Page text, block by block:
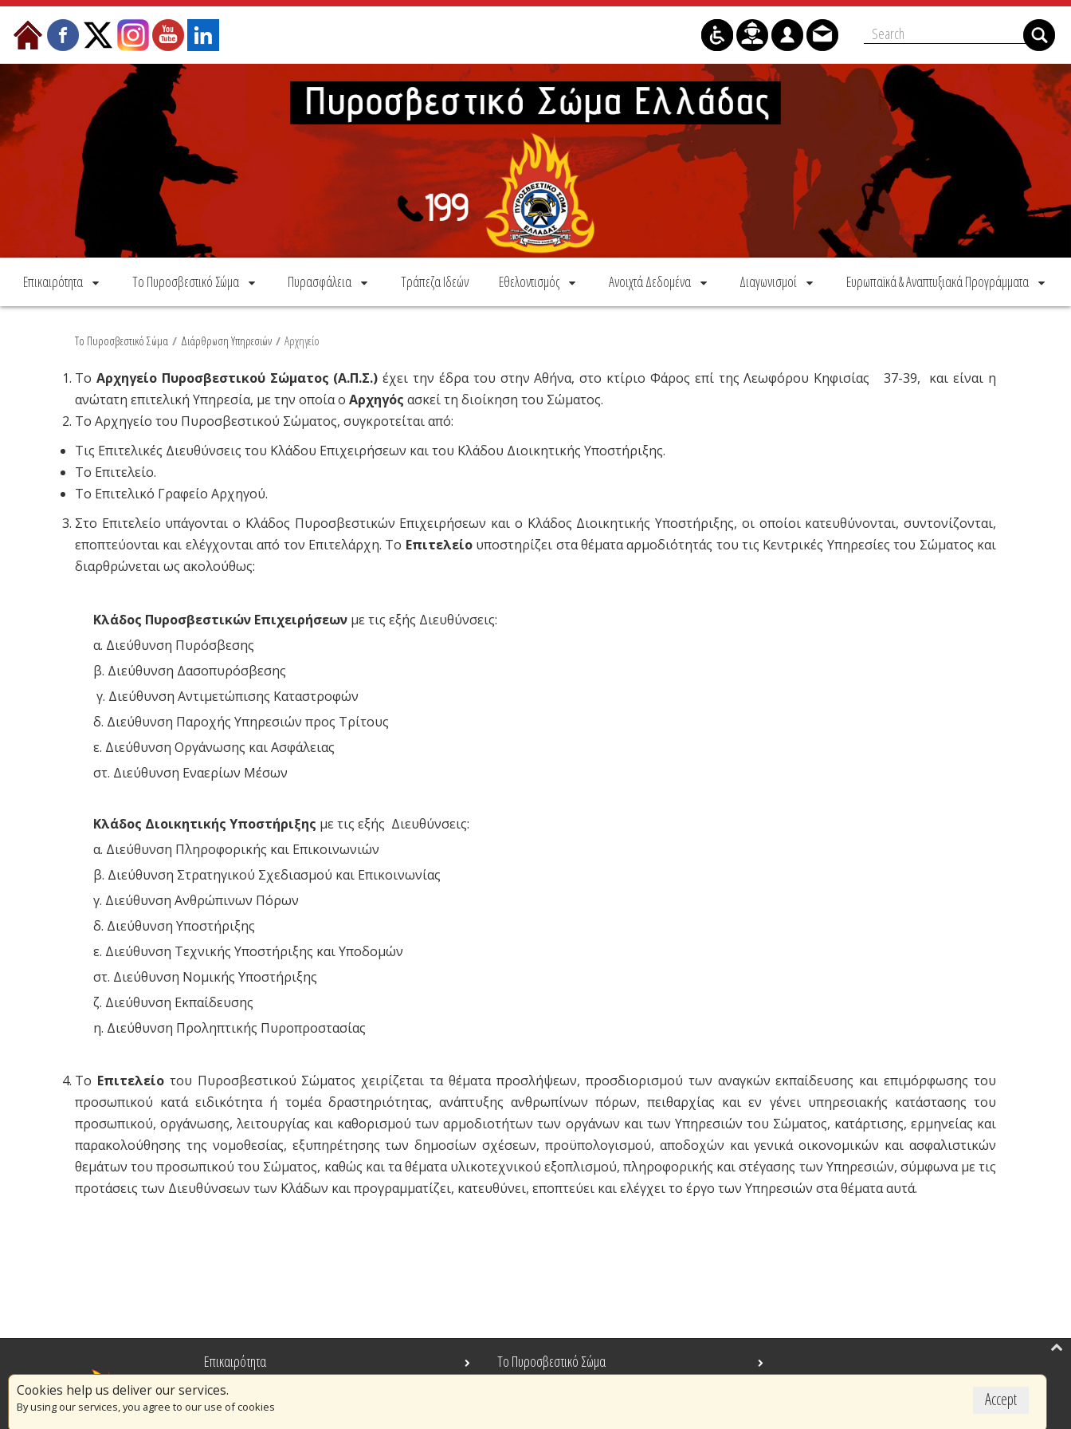
Skip to Content
Επικαιρότητα Το Πυροσβεστικό Σώμα Πυρασφάλεια Τράπεζα Ιδεών Εθελοντισμός Ανοιχτά Δεδομένα Διαγωνισμοί Ευρωπαϊκά & Αναπτυξιακά Προγράμματα
Το Πυροσβεστικό Σώμα / Διάρθρωση Υπηρεσιών / Αρχηγείο
Το Αρχηγείο Πυροσβεστικού Σώματος (Α.Π.Σ.) έχει την έδρα του στην Αθήνα, στο κτίριο Φάρος επί της Λεωφόρου Κηφισίας 37-39, και είναι η
ανώτατη επιτελική Υπηρεσία, με την οποία ο Αρχηγός ασκεί τη διοίκηση του Σώματος.
Το Αρχηγείο του Πυροσβεστικού Σώματος, συγκροτείται από:
Τις Επιτελικές Διευθύνσεις του Κλάδου Επιχειρήσεων και του Κλάδου Διοικητικής Υποστήριξης.
Το Επιτελείο.
Το Επιτελικό Γραφείο Αρχηγού.
Στο Επιτελείο υπάγονται ο Κλάδος Πυροσβεστικών Επιχειρήσεων και ο Κλάδος Διοικητικής Υποστήριξης, οι οποίοι κατευθύνονται, συντονίζονται,
εποπτεύονται και ελέγχονται από τον Επιτελάρχη. Το Επιτελείουποστηρίζει στα θέματα αρμοδιότητάς του τις Κεντρικές Υπηρεσίες του Σώματος και
διαρθρώνεται ως ακολούθως:
Κλάδος Πυροσβεστικών Επιχειρήσεων με τις εξής Διευθύνσεις:
α. Διεύθυνση Πυρόσβεσης
β. Διεύθυνση Δασοπυρόσβεσης
γ. Διεύθυνση Αντιμετώπισης Καταστροφών
δ. Διεύθυνση Παροχής Υπηρεσιών προς Τρίτους
ε. Διεύθυνση Οργάνωσης και Ασφάλειας
στ. Διεύθυνση Εναερίων Μέσων
Κλάδος Διοικητικής Υποστήριξης με τις εξής Διευθύνσεις:
α. Διεύθυνση Πληροφορικής και Επικοινωνιών
β. Διεύθυνση Στρατηγικού Σχεδιασμού και Επικοινωνίας
γ. Διεύθυνση Ανθρώπινων Πόρων
δ. Διεύθυνση Υποστήριξης
ε. Διεύθυνση Τεχνικής Υποστήριξης και Υποδομών
στ. Διεύθυνση Νομικής Υποστήριξης
ζ. Διεύθυνση Εκπαίδευσης
η. Διεύθυνση Προληπτικής Πυροπροστασίας
Το Επιτελείοτου Πυροσβεστικού Σώματος χειρίζεται τα θέματα προσλήψεων, προσδιορισμού των αναγκών εκπαίδευσης και επιμόρφωσης του
προσωπικού κατά ειδικότητα ή τομέα δραστηριότητας, ανάπτυξης ανθρωπίνων πόρων, πειθαρχίας και εν γένει υπηρεσιακής κατάστασης του
προσωπικού, οργάνωσης, λειτουργίας και καθορισμού των αρμοδιοτήτων των οργάνων και των Υπηρεσιών του Σώματος, κατάρτισης, ερμηνείας και
παρακολούθησης της νομοθεσίας, εξυπηρέτησης των δημοσίων σχέσεων, προϋπολογισμού, αποδοχών και γενικά οικονομικών και ασφαλιστικών
θεμάτων του προσωπικού του Σώματος, καθώς και τα θέματα υλικοτεχνικού εξοπλισμού, πληροφορικής και στέγασης των Υπηρεσιών, σύμφωνα με τις
προτάσεις των Διευθύνσεων των Κλάδων και προγραμματίζει, κατευθύνει, εποπτεύει και ελέγχει το έργο των Υπηρεσιών στα θέματα αυτά.
Accept
Cookies help us deliver our services.
By using our services, you agree to our use of cookies
Επικαιρότητα
Το Πυροσβεστικό Σώμα
Πυρασφάλεια